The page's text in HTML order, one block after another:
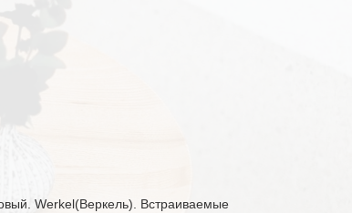
Werkel(Веркель). Встраиваемые